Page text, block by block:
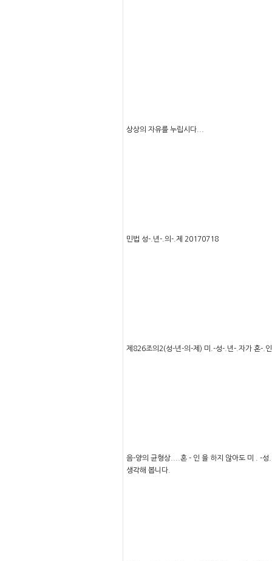
상상의 자유를 누립시다...
민법 성-.년-.의-.제 20170718
제826조의2(성-년-의-제) 미.-성-.년-.자가 혼-.
음-양의 균형상....혼 - 인 을 하지 않아도 미 . -
생각해 봅니다.